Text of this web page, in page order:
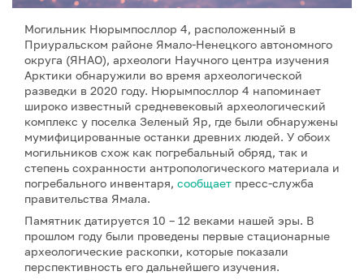
Могильник Нюрымпосллор 4, расположенный в
Приуральском районе Ямало-Ненецкого автономного
округа (ЯНАО), археологи Научного центра изучения
Арктики обнаружили во время археологической
разведки в 2020 году. Нюрымпосллор 4 напоминает
широко известный средневековый археологический
комплекс у поселка Зеленый Яр, где были обнаружены
мумифицированные останки древних людей. У обоих
могильников схож как погребальный обряд, так и
степень сохранности антропологического материала и
погребального инвентаря, сообщает пресс-служба
правительства Ямала.
Памятник датируется 10 – 12 веками нашей эры. В
прошлом году были проведены первые стационарные
археологические раскопки, которые показали
перспективность его дальнейшего изучения.